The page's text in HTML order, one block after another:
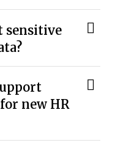
sensitive
new HR